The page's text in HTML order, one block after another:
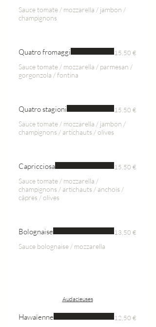
Sauce tomate / mozzarella / jambon /
champignons
Quatro fromaggi
Sauce tomate / mozzarella / parmesan /
gorgonzola / fontina
15,50 €
Quatro stagioni
Sauce tomate / mozzarella / jambon /
champignons / artichauts / olives
15,50 €
Capricciosa
Sauce tomate / mozzarella /
champignons / artichauts / anchois /
câpres / olives
15,50 €
Bolognaise
Sauce bolognaise / mozzarella
13,50 €
Audacieuses
Hawaïenne 12,50 €